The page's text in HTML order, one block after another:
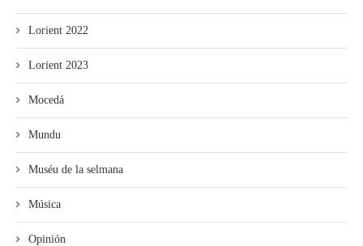
Lorient 2022
Lorient 2023
Mocedá
Mundu
Muséu de la selmana
Música
Opinión